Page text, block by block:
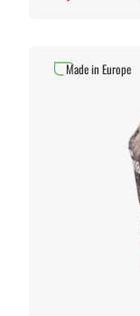
Made in Europe